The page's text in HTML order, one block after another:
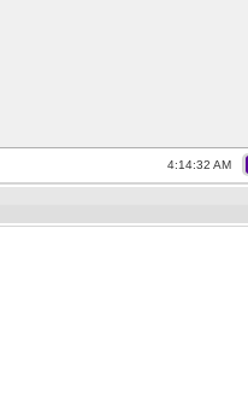
4:14:33 AM